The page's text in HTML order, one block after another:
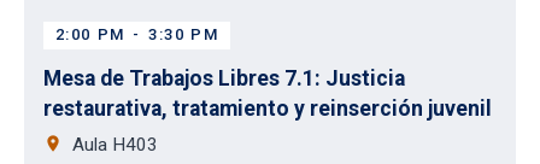
2:00 PM - 3:30 PM
Mesa de Trabajos Libres 7.1: Justicia
restaurativa, tratamiento y reinserción juvenil
place Aula H403